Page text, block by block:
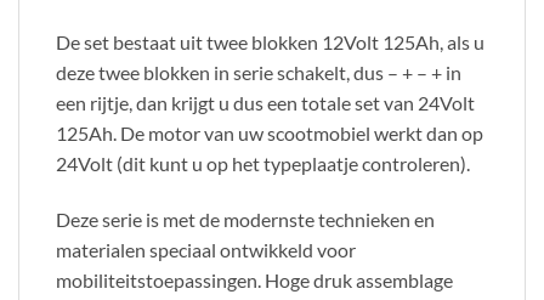
De set bestaat uit twee blokken 12Volt 125Ah, als u
deze twee blokken in serie schakelt, dus – + – + in
een rijtje, dan krijgt u dus een totale set van 24Volt
125Ah. De motor van uw scootmobiel werkt dan op
24Volt (dit kunt u op het typeplaatje controleren).
Deze serie is met de modernste technieken en
materialen speciaal ontwikkeld voor
mobiliteitstoepassingen. Hoge druk assemblage